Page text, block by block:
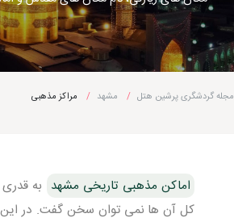
مجله گردشگری پرشین هتل مشهد مراکز مذهبی
اماکن مذهبی تاریخی مشهد به
کل آن ها نمی توان سخن گفت. در